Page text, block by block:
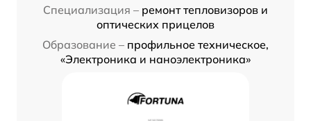
Специализация – ремонт тепловизоров и
оптических прицелов
Образование – профильное техническое,
«Электроника и наноэлектроника»